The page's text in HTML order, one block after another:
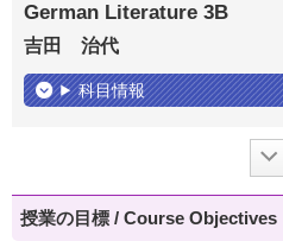
German Literature 3B
吉田 治代
科目情報
授業の目標 / Course Objectives